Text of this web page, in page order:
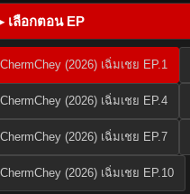
เลือกตอน EP
ChermChey (2026) เฉิ่มเชย EP.1
ChermChey (2026) เฉิ่มเชย EP.4
ChermChey (2026) เฉิ่มเชย EP.7
ChermChey (2026) เฉิ่มเชย EP.10